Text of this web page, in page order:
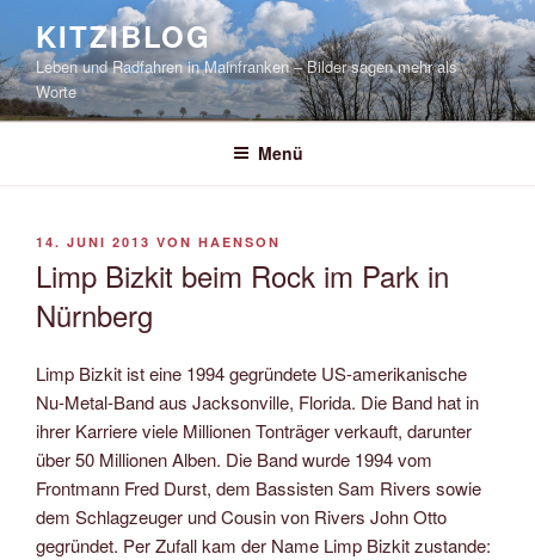
springen
KITZIBLOG
Leben und Radfahren in Mainfranken – Bilder sagen mehr als
Worte
Menü
VERÖFFENTLICHT
14. JUNI 2013 VON HAENSON
Limp Bizkit beim Rock im Park in
Nürnberg
Limp Bizkit ist eine 1994 gegründete US-amerikanische
Nu-Metal-Band aus Jacksonville, Florida. Die Band hat in
ihrer Karriere viele Millionen Tonträger verkauft, darunter
über 50 Millionen Alben. Die Band wurde 1994 vom
Frontmann Fred Durst, dem Bassisten Sam Rivers sowie
dem Schlagzeuger und Cousin von Rivers John Otto
gegründet. Per Zufall kam der Name Limp Bizkit zustande: